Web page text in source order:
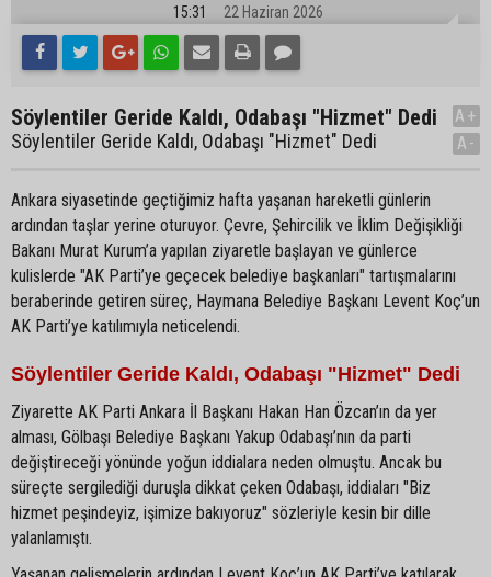
15:31 22 Haziran 2026
Söylentiler Geride Kaldı, Odabaşı "Hizmet" Dedi
Söylentiler Geride Kaldı, Odabaşı "Hizmet" Dedi
A+
A-
Ankara siyasetinde geçtiğimiz hafta yaşanan hareketli günlerin
ardından taşlar yerine oturuyor. Çevre, Şehircilik ve İklim Değişikliği
Bakanı Murat Kurum’a yapılan ziyaretle başlayan ve günlerce
kulislerde "AK Parti’ye geçecek belediye başkanları" tartışmalarını
beraberinde getiren süreç, Haymana Belediye Başkanı Levent Koç’un
AK Parti’ye katılımıyla neticelendi.
Söylentiler Geride Kaldı, Odabaşı "Hizmet" Dedi
Ziyarette AK Parti Ankara İl Başkanı Hakan Han Özcan’ın da yer
alması, Gölbaşı Belediye Başkanı Yakup Odabaşı’nın da parti
değiştireceği yönünde yoğun iddialara neden olmuştu. Ancak bu
süreçte sergilediği duruşla dikkat çeken Odabaşı, iddiaları "Biz
hizmet peşindeyiz, işimize bakıyoruz" sözleriyle kesin bir dille
yalanlamıştı.